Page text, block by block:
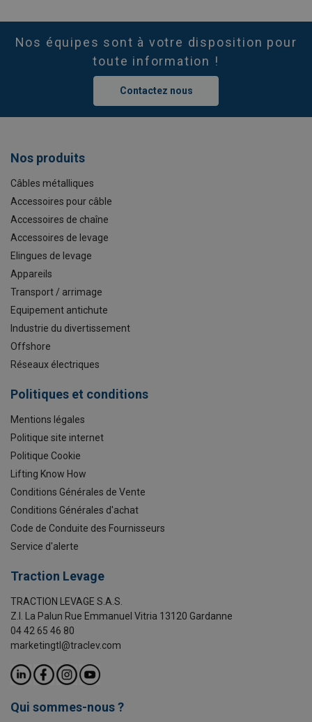
Nos équipes sont à votre disposition pour
toute information !
Contactez nous
Nos produits
Câbles métalliques
Accessoires pour câble
Accessoires de chaîne
Accessoires de levage
Elingues de levage
Appareils
Transport / arrimage
Equipement antichute
Industrie du divertissement
Offshore
Réseaux électriques
Politiques et conditions
Mentions légales
Politique site internet
Politique Cookie
Lifting Know How
Conditions Générales de Vente
Conditions Générales d'achat
Code de Conduite des Fournisseurs
Service d'alerte
Traction Levage
TRACTION LEVAGE S.A.S.
Z.I. La Palun Rue Emmanuel Vitria 13120 Gardanne
04 42 65 46 80
marketingtl@traclev.com
Qui sommes-nous ?